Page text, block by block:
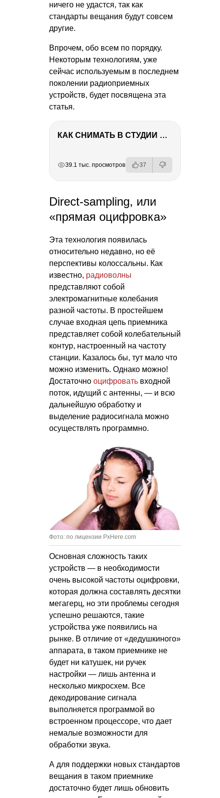
ничего не удастся, так как
стандарты вещания будут совсем
другие.
Впрочем, обо всем по порядку.
Некоторым технологиям, уже
сейчас используемым в последнем
поколении радиоприемных
устройств, будет посвящена эта
статья.
КАК СНИМАТЬ В СТУДИИ СО ВСПЫШКАМИ
39.1 тыс. просмотров 37
Direct-sampling, или
«прямая оцифровка»
Эта технология появилась
относительно недавно, но её
перспективы колоссальны. Как
известно, радиоволны
представляют собой
электромагнитные колебания
разной частоты. В простейшем
случае входная цепь приемника
представляет собой колебательный
контур, настроенный на частоту
станции. Казалось бы, тут мало что
можно изменить. Однако можно!
Достаточно оцифровать входной
поток, идущий с антенны, — и всю
дальнейшую обработку и
выделение радиосигнала можно
осуществлять программно.
Фото: по лицензии PxHere.com
Основная сложность таких
устройств — в необходимости
очень высокой частоты оцифровки,
которая должна составлять десятки
мегагерц, но эти проблемы сегодня
успешно решаются, такие
устройства уже появились на
рынке. В отличие от «дедушкиного»
аппарата, в таком приемнике не
будет ни катушек, ни ручек
настройки — лишь антенна и
несколько микросхем. Все
декодирование сигнала
выполняется программой во
встроенном процессоре, что дает
немалые возможности для
обработки звука.
А для поддержки новых стандартов
вещания в таком приемнике
достаточно будет лишь обновить